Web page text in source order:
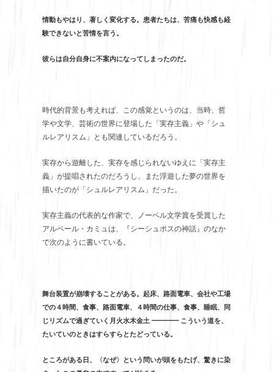
情動もやはり、著しく変化する。患者たちは、苦痛も快感も経
験できないと苦情を言う。
彼らは自分自身に不案内になってしまったのだ。
時代的背景も考えれば、この感覚というのは、当時、哲
学や文学、芸術の世界に登場した「実存主義」や「シュ
ルレアリスム」とも関連しているだろう。
実存から遊離した、実存を感じられないゆえに「実存主
義」が提唱されたのだろうし、また浮遊した夢の世界を
描いたのが「シュルレアリスム」だった。
実存主義の代表的な作家で、ノーベル文学賞を受賞した
アルベール・カミュは、『シーシュポスの神話』のなか
で次のように書いている。
舞台装置が崩壊することがある。起床、路面電車、会社や工場
での４時間、食事、路面電車、４時間の仕事、食事、睡眠、同
じリズムで過ぎていく月火水木金土 ━━━━ こういう道を、
たいていのときはすらすらとたどっている。
ところがある日、〈なぜ〉という問いが頭をもたげ、驚きに染